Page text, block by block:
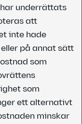
underrättats
att
inte hade
på annat sätt
som
som
ett alternativt
minskar